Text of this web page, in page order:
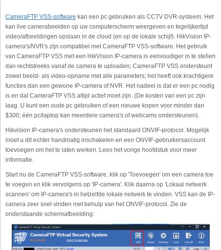
CameraFTP VSS-software kan een pc gebruiken als CCTV DVR-systeem. Het
kan live camerabeelden op uw computerscherm weergeven en tegelijkertijd
video/afbeeldingen opslaan in de cloud (en op de lokale schijf). HikVision IP-
camera's/NVR's zijn compatibel met CameraFTP VSS-software. Het gebruik
van CameraFTP VSS met een HikVision IP-camera is eenvoudiger in te stellen
dan rechtstreeks vanaf de camera te uploaden; CameraFTP VSS ondersteunt
zowel beeld- als video-opname met alle parameters; het heeft ook krachtigere
functies dan een gewone IP-camera of NVR. Het nadeel is dat er een pc nodig
is en dat CameraFTP VSS altijd actief moet zijn. (De kosten van een pc zijn
laag. U kunt een oude pc gebruiken of een nieuwe kopen voor minder dan
$300; één pc/laptop kan meerdere camera's of webcams ondersteunen).
Hikvision IP-camera's ondersteunen het standaard ONVIF-protocol. Mogelijk
moet u dit echter handmatig inschakelen en een ONVIF-gebruikersaccount
toevoegen om het te laten werken. Lees het vorige hoofdstuk voor meer
informatie.
Start nu de CameraFTP VSS-software, klik op 'Toevoegen' om een camera toe
te voegen en klik vervolgens op 'IP-camera'. Klik daarna op 'Lokaal netwerk
scannen' om IP-camera's in hetzelfde lokale netwerk te vinden. VSS kan de IP-
camera zeer snel vinden met behulp van het ONVIF-protocol. Zie de
onderstaande schermafbeelding: